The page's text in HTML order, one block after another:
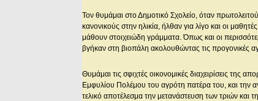
Τον θυμάμαι στο Δημοτικό Σχολείο, όταν
κανονικούς στην ηλικία, ήλθαν για λίγο και οι
μάθουν στοιχειώδη γράμματα. Όπως και οι
βγήκαν στη βιοπάλη ακολουθώντας τις προγονικές
Θυμάμαι τις σφιχτές οικονομικές διαχειρίσεις της
Εμφυλίου Πολέμου του αγρότη πατέρα του, και την
τελικό αποτέλεσμα την μετανάστευση των τριών